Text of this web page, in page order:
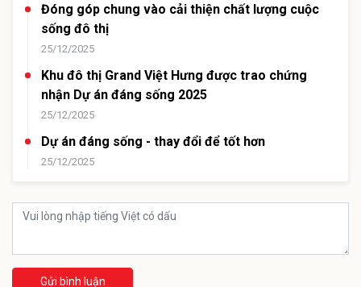
Đóng góp chung vào cải thiện chất lượng cuộc
sống đô thị
25/12/2025
Khu đô thị Grand Việt Hưng được trao chứng
nhận Dự án đáng sống 2025
25/12/2025
Dự án đáng sống - thay đổi để tốt hơn
25/12/2025
Gửi bình luận